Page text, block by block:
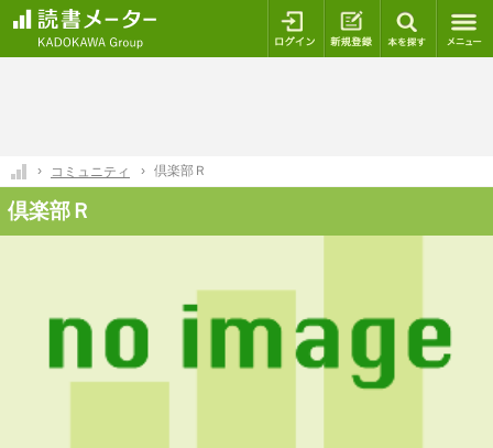
ログイン 新規登録
コミュニティ 倶楽部Ｒ
倶楽部Ｒ